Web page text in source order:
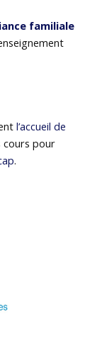
familiale
l’accueil de
cours pour
.